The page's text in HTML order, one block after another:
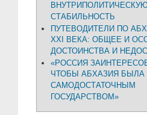
СТАБИЛЬНОСТЬ
ПУТЕВОДИТЕЛИ ПО
XXI ВЕКА: ОБЩЕЕ И
ДОСТОИНСТВА И
«РОССИЯ
ЧТОБЫ АБХАЗИЯ
САМОДОСТАТОЧНЫМ
ГОСУДАРСТВОМ»